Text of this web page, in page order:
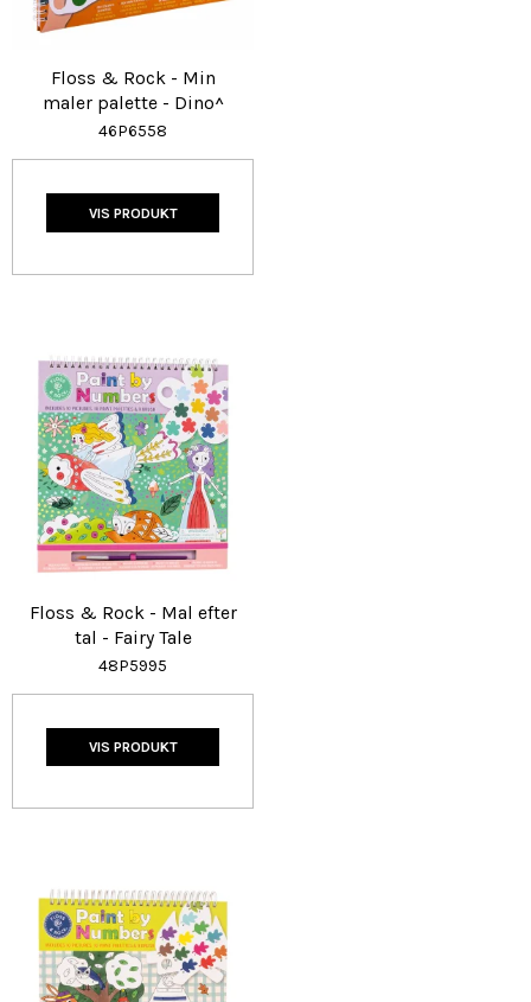
Floss & Rock - Min
maler palette - Dino^
46P6558
VIS PRODUKT
Floss & Rock - Mal efter
tal - Fairy Tale
48P5995
VIS PRODUKT